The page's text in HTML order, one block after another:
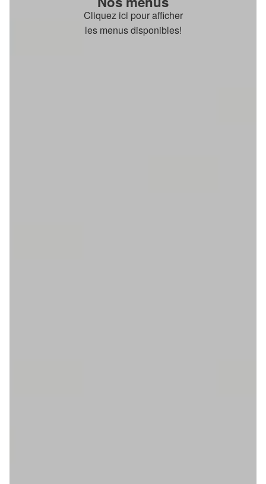
Cliquez ici pour afficher
les menus disponibles!